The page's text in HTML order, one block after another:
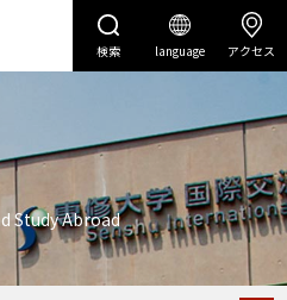
検索 language アクセス
センディナビTOP